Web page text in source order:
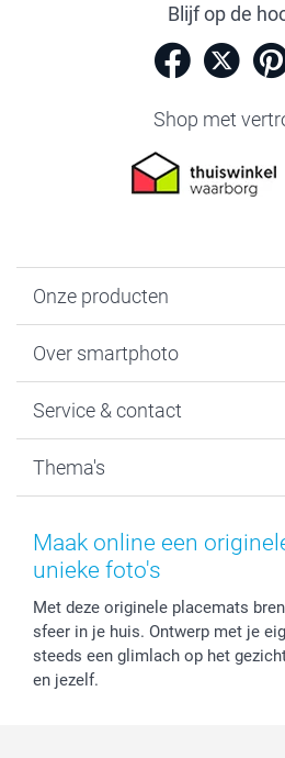
Blijf op de
Shop met
Onze producten
Fotoboeken
Fotocadeaus
Kaarten
Over smartphoto
Vacatures
Bestelproces
Herroepingsrecht
Privacy
Reviews
Prijslijst
Investor Relations
Service & contact
Tevredenheidsgarantie
Mijn orderstatus
smartbonus
service@smartphoto.nl
Affiliate partnerprogramma
Partnerships
Thema's
Baby
Moederdag
Huwelijk
Maak online een
unieke foto's
Met deze originele placemats
sfeer in je huis. Ontwerp met je
steeds een glimlach op het
en jezelf.